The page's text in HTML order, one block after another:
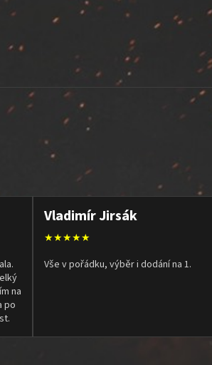
na
po
Vladimír Jirsák
★★★★★
Vše v pořádku, výběr i dodání na 1.